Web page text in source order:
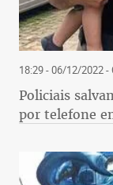
18:29 - 06/12/2022-
Policiais
por telefone